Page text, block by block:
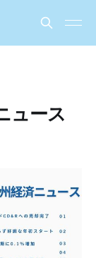
ュース